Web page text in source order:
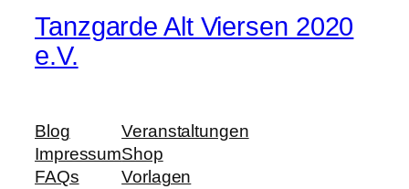
Tanzgarde Alt Viersen 2020
e.V.
Blog
Impressum
FAQs
Veranstaltungen
Shop
Vorlagen